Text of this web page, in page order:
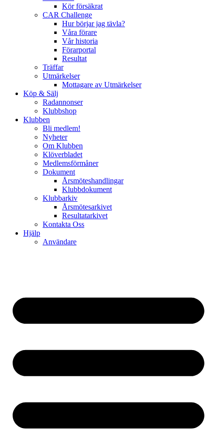
Kör försäkrat
CAR Challenge
Hur börjar jag tävla?
Våra förare
Vår historia
Förarportal
Resultat
Träffar
Utmärkelser
Mottagare av Utmärkelser
Köp & Sälj
Radannonser
Klubbshop
Klubben
Bli medlem!
Nyheter
Om Klubben
Klöverbladet
Medlemsförmåner
Dokument
Årsmöteshandlingar
Klubbdokument
Klubbarkiv
Årsmötesarkivet
Resultatarkivet
Kontakta Oss
Hjälp
Användare